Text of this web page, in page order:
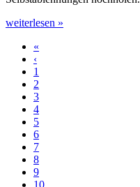
weiterlesen »
«
‹
1
2
3
4
5
6
7
8
9